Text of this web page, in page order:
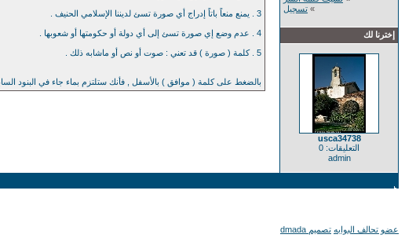
» تسجيل
إخترنا لك
usca34738
التعليقات: 0
admin
3 . يمنع منعاً باتاً إدراج أي صورة تسئ لديننا الإسلامي الحنيف .
4 . عدم وضع إي صورة تسئ إلى أي دولة أو حكومتها أو شعوبها .
5 . كلمة ( صورة ) قد تعني : صوت أو نص أو ماشابه ذلك .
بالضغط على كلمة ( موافق ) بالأسفل , فأنك ستلتزم بماء جاء في البنود
عضو تحالف البوابه تصميم dmada